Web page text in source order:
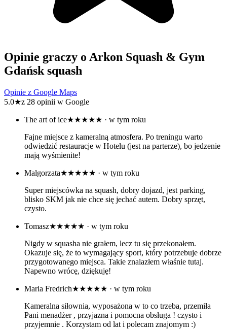
Opinie graczy o Arkon Squash & Gym
Gdańsk squash
Opinie z Google Maps
5.0★z 28 opinii w Google
The art of ice★★★★★ · w tym roku
Fajne miejsce z kameralną atmosfera. Po treningu warto
odwiedzić restauracje w Hotelu (jest na parterze), bo jedzenie
mają wyśmienite!
Malgorzata★★★★★ · w tym roku
Super miejscówka na squash, dobry dojazd, jest parking,
blisko SKM jak nie chce się jechać autem. Dobry sprzęt,
czysto.
Tomasz★★★★★ · w tym roku
Nigdy w squasha nie grałem, lecz tu się przekonałem.
Okazuje się, że to wymagający sport, który potrzebuje dobrze
przygotowanego miejsca. Takie znalazłem właśnie tutaj.
Napewno wrócę, dziękuję!
Maria Fredrich★★★★★ · w tym roku
Kameralna siłownia, wyposażona w to co trzeba, przemiła
Pani menadżer , przyjazna i pomocna obsługa ! czysto i
przyjemnie . Korzystam od lat i polecam znajomym :)